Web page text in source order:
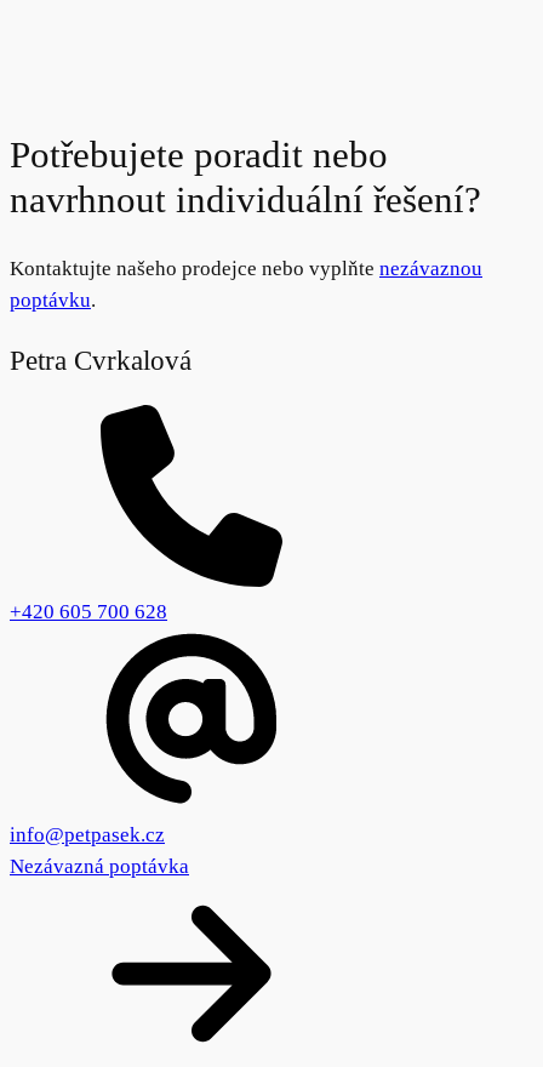
Potřebujete poradit nebo
navrhnout individuální řešení?
Kontaktujte našeho prodejce nebo vyplňte nezávaznou
poptávku.
Petra Cvrkalová
+420 605 700 628
info@petpasek.cz
Nezávazná poptávka